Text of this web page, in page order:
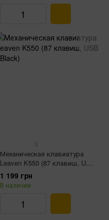
3
Механическая клавиатура
Leaven K550 (87 клавиш, USB
, Black)
1 199 грн
В наличии